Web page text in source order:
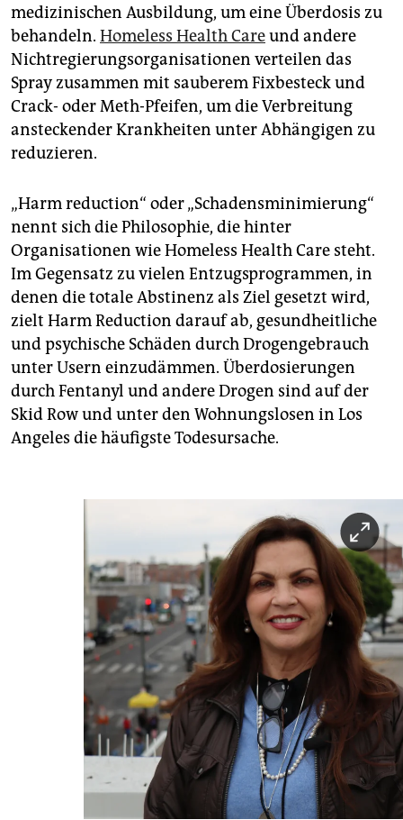
medizinischen Ausbildung, um eine Überdosis zu
behandeln. Homeless Health Careund andere
Nichtregierungsorganisationen verteilen das
Spray zusammen mit sauberem Fixbesteck und
Crack- oder Meth-Pfeifen, um die Verbreitung
ansteckender Krankheiten unter Abhängigen zu
reduzieren.
„Harm reduction“ oder „Schadensminimierung“
nennt sich die Philosophie, die hinter
Organisationen wie Homeless Health Care steht.
Im Gegensatz zu vielen Entzugsprogrammen, in
denen die totale Abstinenz als Ziel gesetzt wird,
zielt Harm Reduction darauf ab, gesundheitliche
und psychische Schäden durch Drogengebrauch
unter Usern einzudämmen. Überdosierungen
durch Fentanyl und andere Drogen sind auf der
Skid Row und unter den Wohnungslosen in Los
Angeles die häufigste Todesursache.